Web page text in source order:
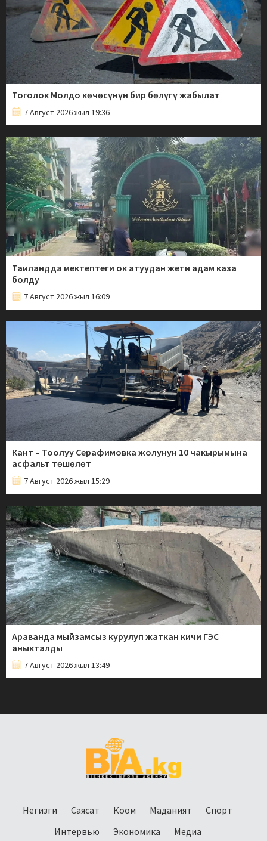
Тоголок Молдо көчөсүнүн бир бөлүгү жабылат
7 Август 2026 жыл 19:36
Таиландда мектептеги ок атуудан жети адам каза
болду
7 Август 2026 жыл 16:09
Кант – Тоолуу Серафимовка жолунун 10 чакырымына
асфальт төшөлөт
7 Август 2026 жыл 15:29
Араванда мыйзамсыз курулуп жаткан кичи ГЭС
аныкталды
7 Август 2026 жыл 13:49
Негизги Саясат Коом Маданият
Спорт
Интервью
Экономика Медиа